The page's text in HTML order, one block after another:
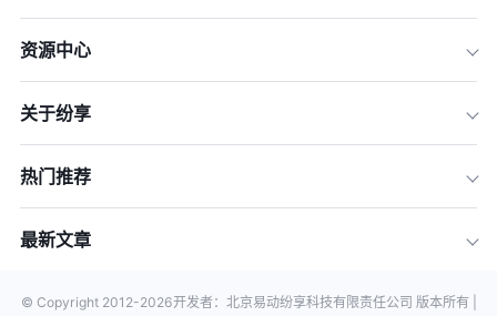
资源中心
关于纷享
热门推荐
最新文章
© Copyright 2012-2026开发者：北京易动纷享科技有限责任公司 版本所有 |